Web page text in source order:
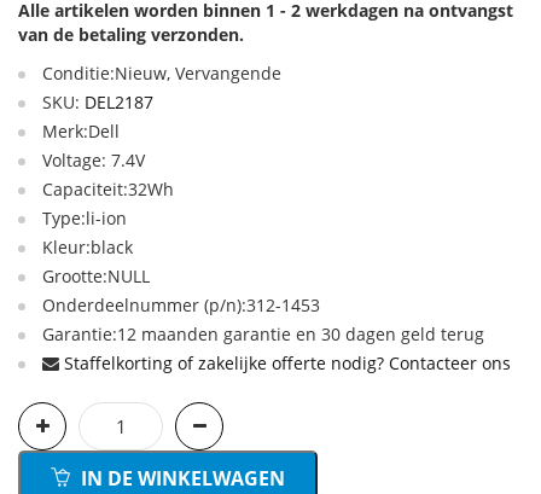
Alle artikelen worden binnen 1 - 2 werkdagen na ontvangst
van de betaling verzonden.
Conditie:Nieuw, Vervangende
SKU: DEL2187
Merk:Dell
Voltage: 7.4V
Capaciteit:32Wh
Type:li-ion
Kleur:black
Grootte:NULL
Onderdeelnummer (p/n):312-1453
Garantie:12 maanden garantie en 30 dagen geld terug
Staffelkorting of zakelijke offerte nodig? Contacteer ons
IN DE WINKELWAGEN